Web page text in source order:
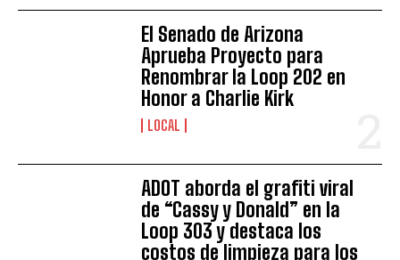
El Senado de Arizona
Aprueba Proyecto para
Renombrar la Loop 202 en
Honor a Charlie Kirk
LOCAL
ADOT aborda el grafiti viral
de “Cassy y Donald” en la
Loop 303 y destaca los
costos de limpieza para los